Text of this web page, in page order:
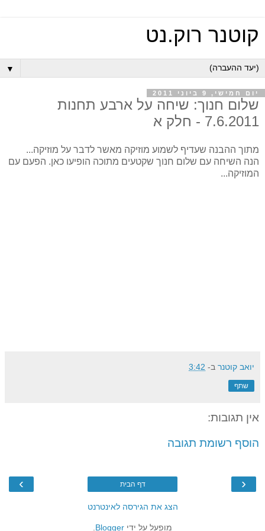
קוטנר רוק.נט
▼
יום חמישי, 9 ביוני 2011
שלום חנוך: שיחה על ארבע תחנות
7.6.2011 - חלק א
מתוך ההבנה שעדיף לשמוע מוזיקה מאשר לדבר על מוזיקה...
הנה השיחה עם שלום חנוך שקטעים מתוכה הופיעו כאן. הפעם עם
המוזיקה...
יואב קוטנר ב- 3:42
שתף
אין תגובות:
הוסף רשומת תגובה
‹
› דף הבית
הצג את הגירסה לאינטרנט
מופעל על ידי Blogger